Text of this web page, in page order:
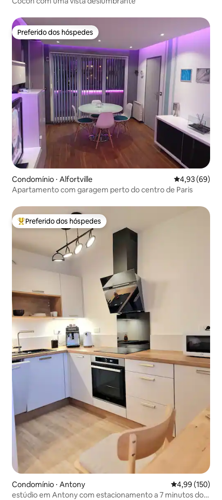
Preferido dos hóspedes
Preferido dos hóspedes
Condomínio ⋅ Alfortville 4,93 de uma
4,93 (69)
Apartamento com garagem perto do centro de Paris
Entre os melhores preferidos dos hóspedes
Preferido dos hóspedes
Condomínio ⋅ Antony 4,99 de uma
4,99 (150)
estúdio em Antony com estacionamento a 7 minutos do